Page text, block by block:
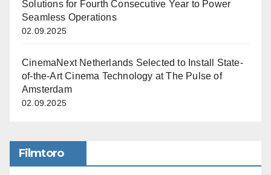
Solutions for Fourth Consecutive Year to Power
Seamless Operations
02.09.2025
CinemaNext Netherlands Selected to Install State-
of-the-Art Cinema Technology at The Pulse of
Amsterdam
02.09.2025
Filmtoro